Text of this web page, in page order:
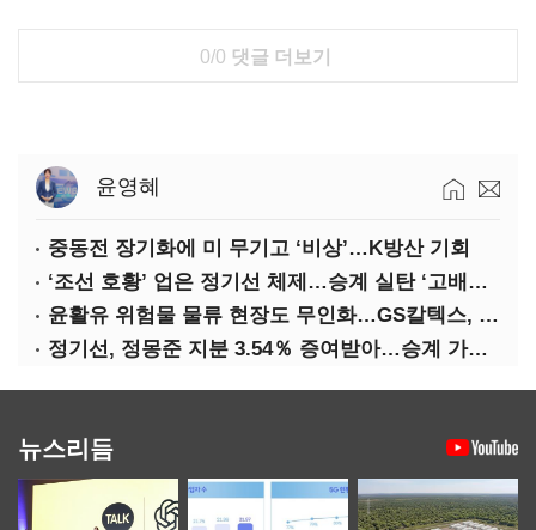
0/0 댓글 더보기
윤영혜
중동전 장기화에 미 무기고 ‘비상’…K방산 기회
‘조선 호황’ 업은 정기선 체제…승계 실탄 ‘고배당’ 주목
윤활유 위험물 물류 현장도 무인화…GS칼텍스, 디지털 전환 가속
정기선, 정몽준 지분 3.54％ 증여받아…승계 가속화
뉴스리듬